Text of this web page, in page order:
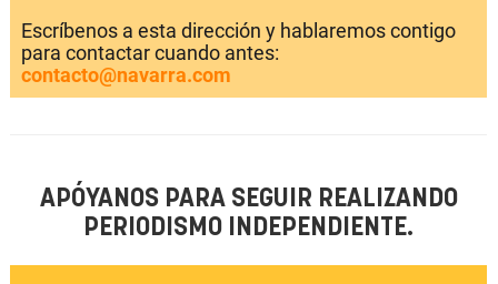
Escríbenos a esta dirección y hablaremos contigo
para contactar cuando antes:
contacto@navarra.com
APÓYANOS PARA SEGUIR REALIZANDO
PERIODISMO INDEPENDIENTE.